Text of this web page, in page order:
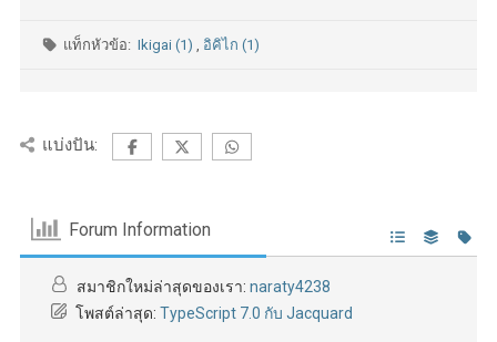
แท็กหัวข้อ:Ikigai (1), อิคิไก (1)
แบ่งปัน:
Forum Information
สมาชิกใหม่ล่าสุดของเรา: naraty4238
โพสต์ล่าสุด: TypeScript 7.0 กับ Jacquard